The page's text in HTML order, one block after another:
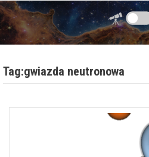
Przejdź do zawartości
Tag:gwiazda neutronowa